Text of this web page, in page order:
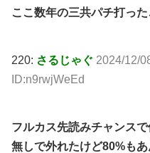
ここ数年の三共パチ打っ
220: さるじゃぐ 2024/12/
ID:n9rwjWeEd
フルカス先読みチャンス
無しで外れたけど80%も